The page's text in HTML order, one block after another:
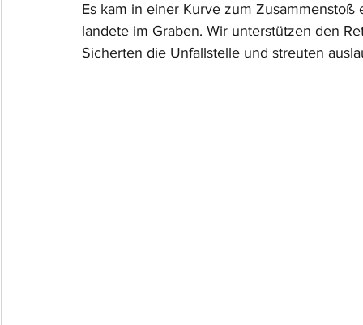
Es kam in einer Kurve zum
landete im Graben. Wir unterstützen den
Sicherten die Unfallstelle und streuten